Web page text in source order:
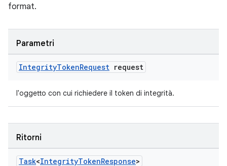
format.
Parametri
IntegrityTokenRequest request
l'oggetto con cui richiedere il token di integrità.
Ritorni
Task<IntegrityTokenResponse>